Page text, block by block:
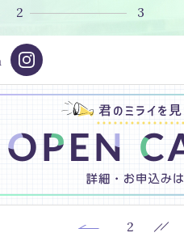
卒業生の
2 3
2 /